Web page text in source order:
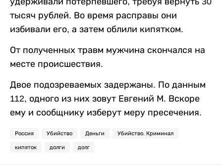
тысяч рублей. Во время расправы они
избивали его, а затем облили кипятком.
От полученных травм мужчина скончался на
месте происшествия.
Двое подозреваемых задержаны. По данным
112, одного из них зовут Евгений М. Вскоре
ему и сообщнику изберут меру пресечения.
Россия Убийство Деньги Убийство. Криминал
кипяток долги долг